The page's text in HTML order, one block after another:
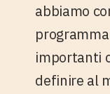
abbiamo
programma
importanti
definire al